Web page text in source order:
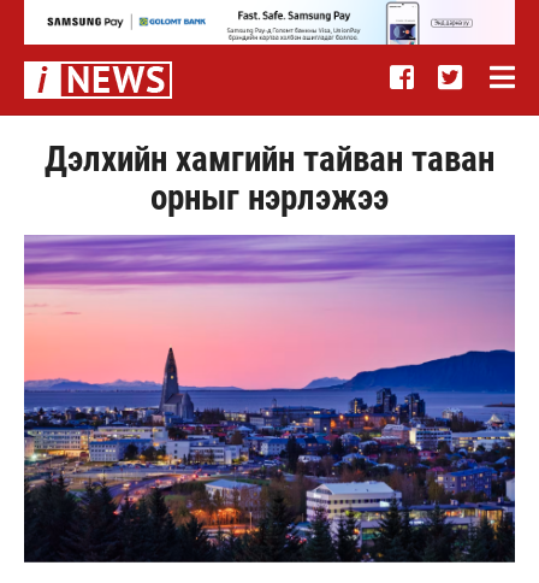
Дэлхийн хамгийн тайван таван
орныг нэрлэжээ